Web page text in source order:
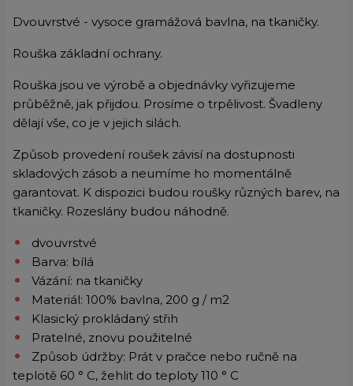
Dvouvrstvé - vysoce gramážová bavlna, na tkaničky.
Rouška základní ochrany.
Rouška jsou ve výrobě a objednávky vyřizujeme
průběžně, jak přijdou. Prosíme o trpělivost. Švadleny
dělají vše, co je v jejich silách.
Způsob provedení roušek závisí na dostupnosti
skladových zásob a neumíme ho momentálně
garantovat. K dispozici budou roušky různých barev, na
tkaničky. Rozeslány budou náhodně.
dvouvrstvé
Barva: bílá
Vázání: na tkaničky
Materiál: 100% bavlna, 200 g / m2
Klasický prokládaný střih
Pratelné, znovu použitelné
Způsob údržby: Prát v pračce nebo ručně na
teplotě 60 ° C, žehlit do teploty 110 ° C